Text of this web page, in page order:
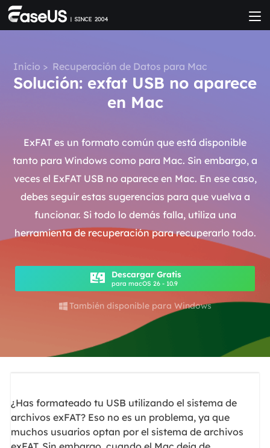
Inicio > Recuperación de Datos para Mac
Solución: exfat USB no aparece
en Mac
ExFAT es un formato común que está disponible
tanto para Windows como para Mac. Sin embargo, a
veces el ExFAT USB no aparece en Mac. En ese caso,
debes seguir estas sugerencias para que vuelva a
funcionar. Si todo lo demás falla, utiliza una
herramienta de recuperación para recuperarlo todo.
Descargar Gratis
para macOS 26 - 10.9
 También disponible para Windows
¿Has formateado tu USB utilizando el sistema de
archivos exFAT? Eso no es un problema, ya que
muchos usuarios optan por el sistema de archivos